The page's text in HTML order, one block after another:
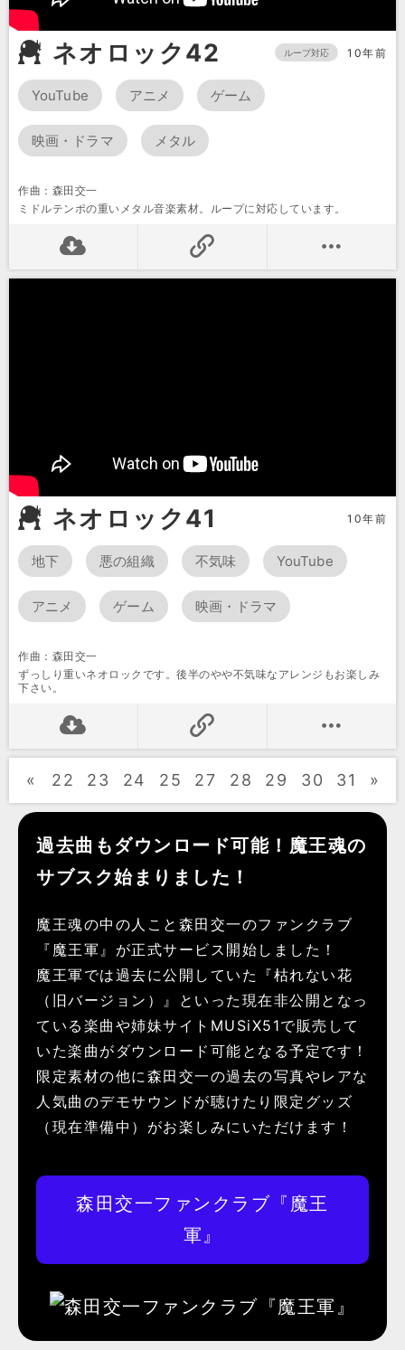
ネオロック42 ループ対応 10年前
YouTube アニメ ゲーム
映画・ドラマ メタル
作曲：森田交一
ミドルテンポの重いメタル音楽素材。ループに対応しています。
ネオロック41 10年前
地下 悪の組織 不気味 YouTube
アニメ ゲーム 映画・ドラマ
作曲：森田交一
ずっしり重いネオロックです。後半のやや不気味なアレンジもお楽しみ
下さい。
« 22 23 24 25 27 28 29 30 31 »
過去曲もダウンロード可能！魔王魂の
サブスク始まりました！
魔王魂の中の人こと森田交一のファンクラブ
『魔王軍』が正式サービス開始しました！
魔王軍では過去に公開していた『枯れない花
（旧バージョン）』といった現在非公開となっ
ている楽曲や姉妹サイトMUSiX51で販売して
いた楽曲がダウンロード可能となる予定です！
限定素材の他に森田交一の過去の写真やレアな
人気曲のデモサウンドが聴けたり限定グッズ
（現在準備中）がお楽しみにいただけます！
森田交一ファンクラブ『魔王
軍』